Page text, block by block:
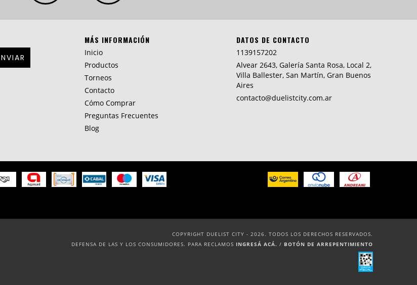
MÁS INFORMACIÓN
Inicio
Productos
Torneos
Contacto
Cómo Comprar
Preguntas Frecuentes
Blog
DATOS DE CONTACTO
1139157202
Alvear 2643, Galería Santa Rosa, Local 2,
Villa Ballester, San Martín, Gran Buenos
Aires
contacto@duelistcity.com.ar
COPYRIGHT DUELIST CITY - 2026. TODOS LOS DERECHOS RESERVADOS.
DEFENSA DE LAS Y LOS CONSUMIDORES. PARA RECLAMOS INGRESÁ ACÁ. / BOTÓN DE ARREPENTIMIENTO